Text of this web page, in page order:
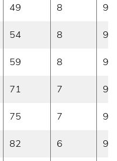
49 8 9
54 8 9
59 8 9
71 7 9
75 7 9
82 6 9